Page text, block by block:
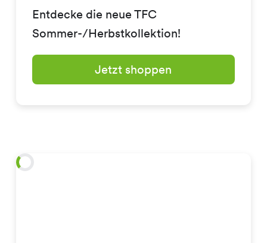
Entdecke die neue TFC
Sommer-/Herbstkollektion!
Jetzt shoppen